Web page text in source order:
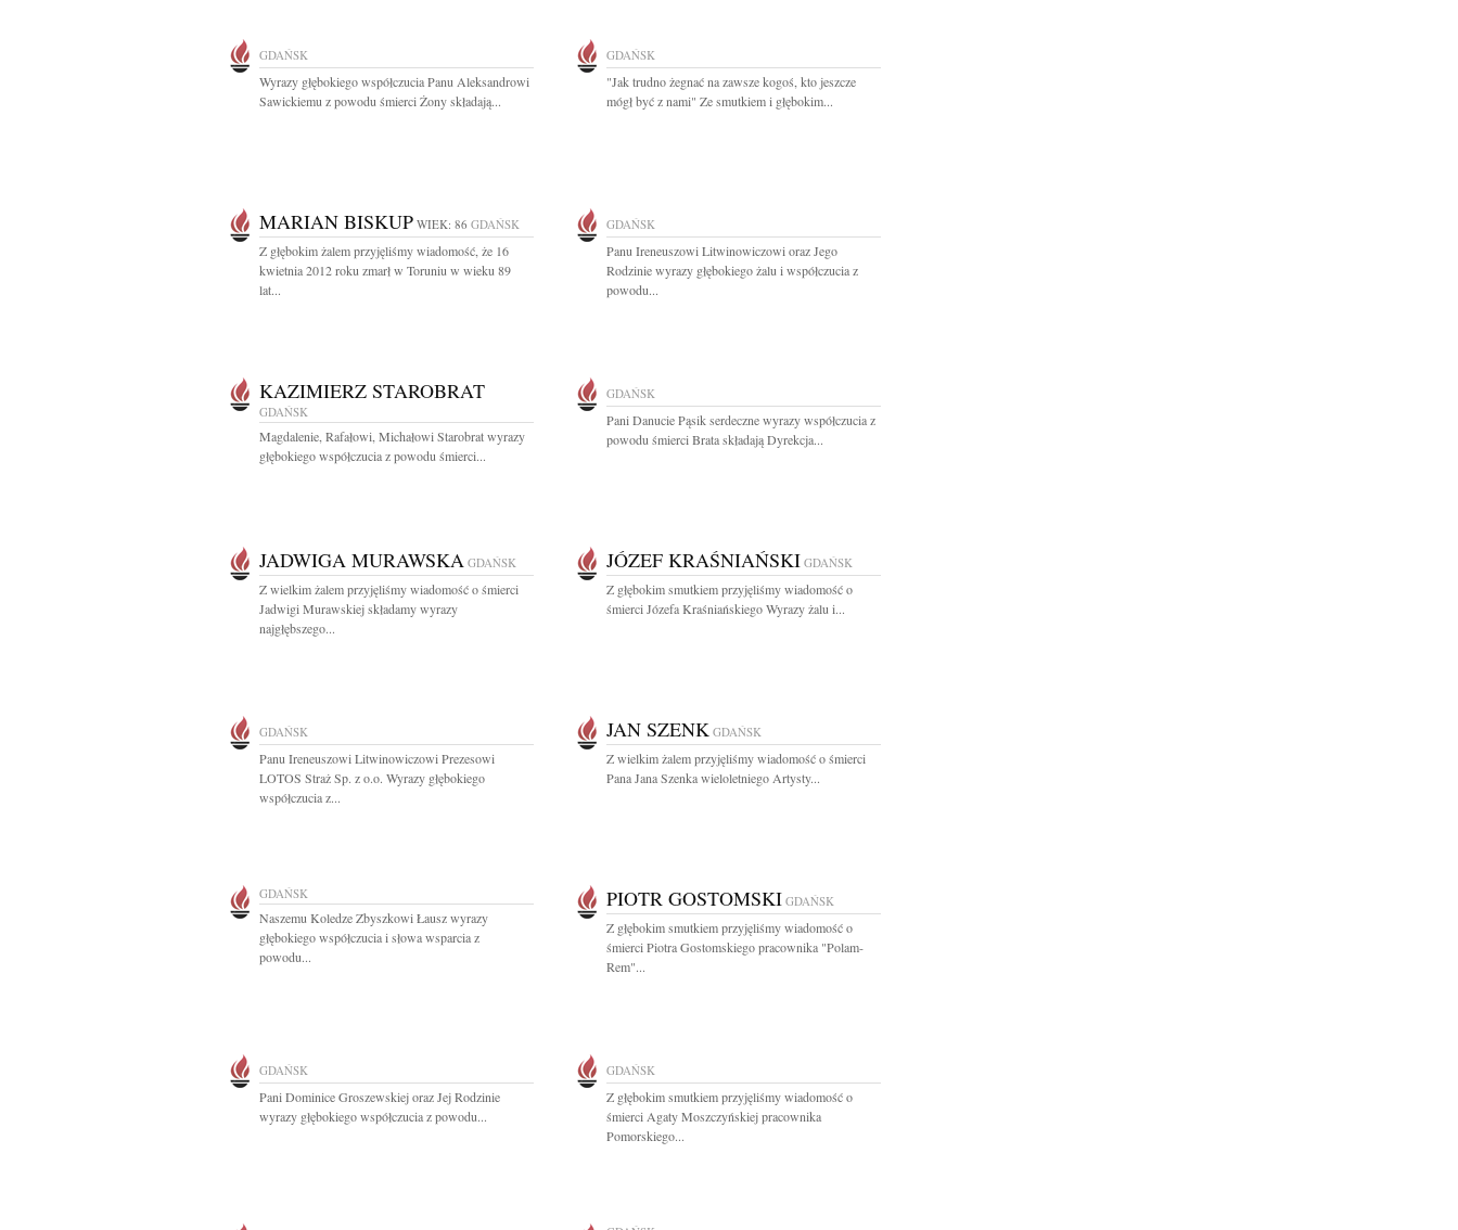
GDAŃSK
Wyrazy głębokiego współczucia Panu Aleksandrowi
Sawickiemu z powodu śmierci Żony składają...
GDAŃSK
"Jak trudno żegnać na zawsze kogoś, kto jeszcze
mógł być z nami" Ze smutkiem i głębokim...
MARIAN BISKUP WIEK: 86 GDAŃSK
Z głębokim żalem przyjęliśmy wiadomość, że 16
kwietnia 2012 roku zmarł w Toruniu w wieku 89
lat...
GDAŃSK
Panu Ireneuszowi Litwinowiczowi oraz Jego
Rodzinie wyrazy głębokiego żalu i współczucia z
powodu...
KAZIMIERZ STAROBRAT
GDAŃSK
Magdalenie, Rafałowi, Michałowi Starobrat wyrazy
głębokiego współczucia z powodu śmierci...
GDAŃSK
Pani Danucie Pąsik serdeczne wyrazy współczucia z
powodu śmierci Brata składają Dyrekcja...
JADWIGA MURAWSKA GDAŃSK
Z wielkim żalem przyjęliśmy wiadomość o śmierci
Jadwigi Murawskiej składamy wyrazy
najgłębszego...
JÓZEF KRAŚNIAŃSKI GDAŃSK
Z głębokim smutkiem przyjęliśmy wiadomość o
śmierci Józefa Kraśniańskiego Wyrazy żalu i...
GDAŃSK
Panu Ireneuszowi Litwinowiczowi Prezesowi
LOTOS Straż Sp. z o.o. Wyrazy głębokiego
współczucia z...
JAN SZENK GDAŃSK
Z wielkim żalem przyjęliśmy wiadomość o śmierci
Pana Jana Szenka wieloletniego Artysty...
GDAŃSK
Naszemu Koledze Zbyszkowi Łausz wyrazy
głębokiego współczucia i słowa wsparcia z
powodu...
PIOTR GOSTOMSKI GDAŃSK
Z głębokim smutkiem przyjęliśmy wiadomość o
śmierci Piotra Gostomskiego pracownika "Polam-
Rem"...
GDAŃSK
Pani Dominice Groszewskiej oraz Jej Rodzinie
wyrazy głębokiego współczucia z powodu...
GDAŃSK
Z głębokim smutkiem przyjęliśmy wiadomość o
śmierci Agaty Moszczyńskiej pracownika
Pomorskiego...